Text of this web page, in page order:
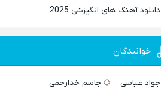
دانلود آهنگ های انگیزشی 2025
خوانندگان
جواد عباسی
جاسم خدارحمی